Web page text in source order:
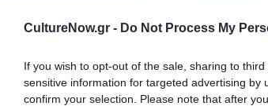
CultureNow.gr - Do Not Process My
If you wish to opt-out of the sale, sharing to
sensitive information for targeted advertising by
confirm your selection. Please note that after
στη Στέγη – Με
ελληνική όπερα
Ολύμπια